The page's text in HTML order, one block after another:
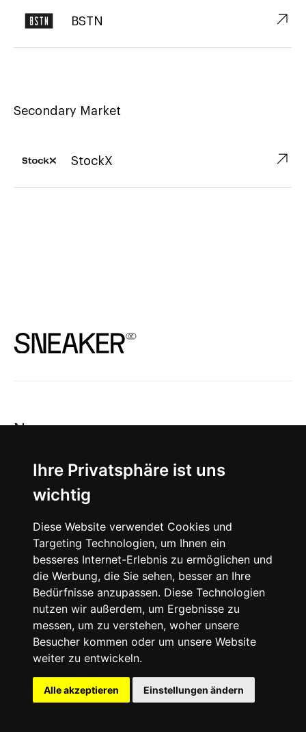
Ihre Privatsphäre ist uns
wichtig
Diese Website verwendet Cookies und
Targeting Technologien, um Ihnen ein
besseres Internet-Erlebnis zu ermöglichen und
die Werbung, die Sie sehen, besser an Ihre
Bedürfnisse anzupassen. Diese Technologien
nutzen wir außerdem, um Ergebnisse zu
messen, um zu verstehen, woher unsere
Besucher kommen oder um unsere Website
weiter zu entwickeln.
Alle akzeptieren Einstellungen ändern
BSTN ↗︎
Secondary Market
StockX ↗︎
News
About
Instagram
Facebook
© 2024 SNEAKERᴰᴱ, All rights reserved.
Impressum Datenschutz
Cookie-Einstellungen